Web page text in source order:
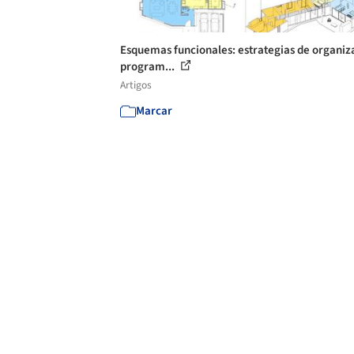
Esquemas funcionales: estrategias de
program...
Artigos
Marcar